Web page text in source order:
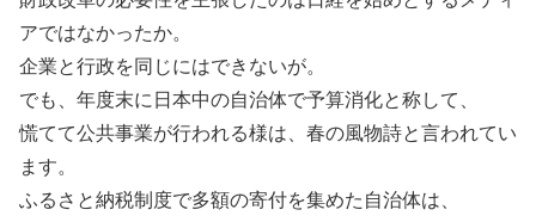
アではなかったか。
企業と行政を同じにはできないが。
でも、年度末に日本中の自治体で予算消化と称して、
慌てて公共事業が行われる様は、春の風物詩と言われてい
ます。
ふるさと納税制度で多額の寄付を集めた自治体は、